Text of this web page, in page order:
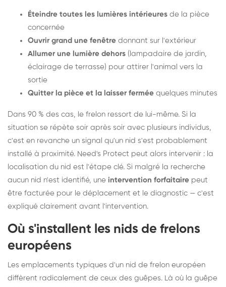
Éteindre toutes les lumières intérieures de la pièce
concernée
Ouvrir grand une fenêtre donnant sur l'extérieur
Allumer une lumière dehors (lampadaire de jardin,
éclairage de terrasse) pour attirer l'animal vers la
sortie
Quitter la pièce et la laisser fermée quelques minutes
Dans 90 % des cas, le frelon ressort de lui-même. Si la
situation se répète soir après soir avec plusieurs individus,
c'est en revanche un signal qu'un nid s'est probablement
installé à proximité. Need's Protect peut alors intervenir : la
localisation du nid est l'étape clé. Si malgré la recherche
aucun nid n'est identifié, une intervention forfaitaire peut
être facturée pour le déplacement et le diagnostic — c'est
expliqué clairement avant l'intervention.
Où s'installent les nids de frelons
européens
Les emplacements typiques d'un nid de frelon européen
diffèrent radicalement de ceux des guêpes. Là où la guêpe